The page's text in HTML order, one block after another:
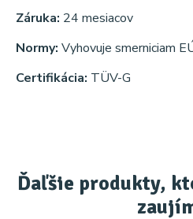
Záruka: 24 mesiacov
Normy: Vyhovuje smerniciam
Certifikácia: TÜV-G
Ďaľšie produkty,